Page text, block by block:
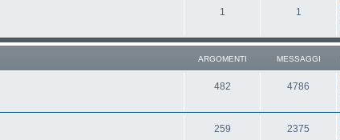
1 1
ARGOMENTI MESSAGGI
482 4786
259 2375